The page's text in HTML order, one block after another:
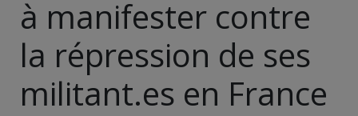
à manifester contre
la répression de ses
militant.es en France